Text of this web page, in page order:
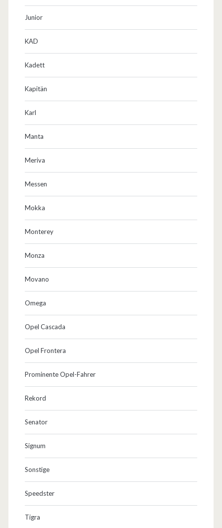
Junior
KAD
Kadett
Kapitän
Karl
Manta
Meriva
Messen
Mokka
Monterey
Monza
Movano
Omega
Opel Cascada
Opel Frontera
Prominente Opel-Fahrer
Rekord
Senator
Signum
Sonstige
Speedster
Tigra